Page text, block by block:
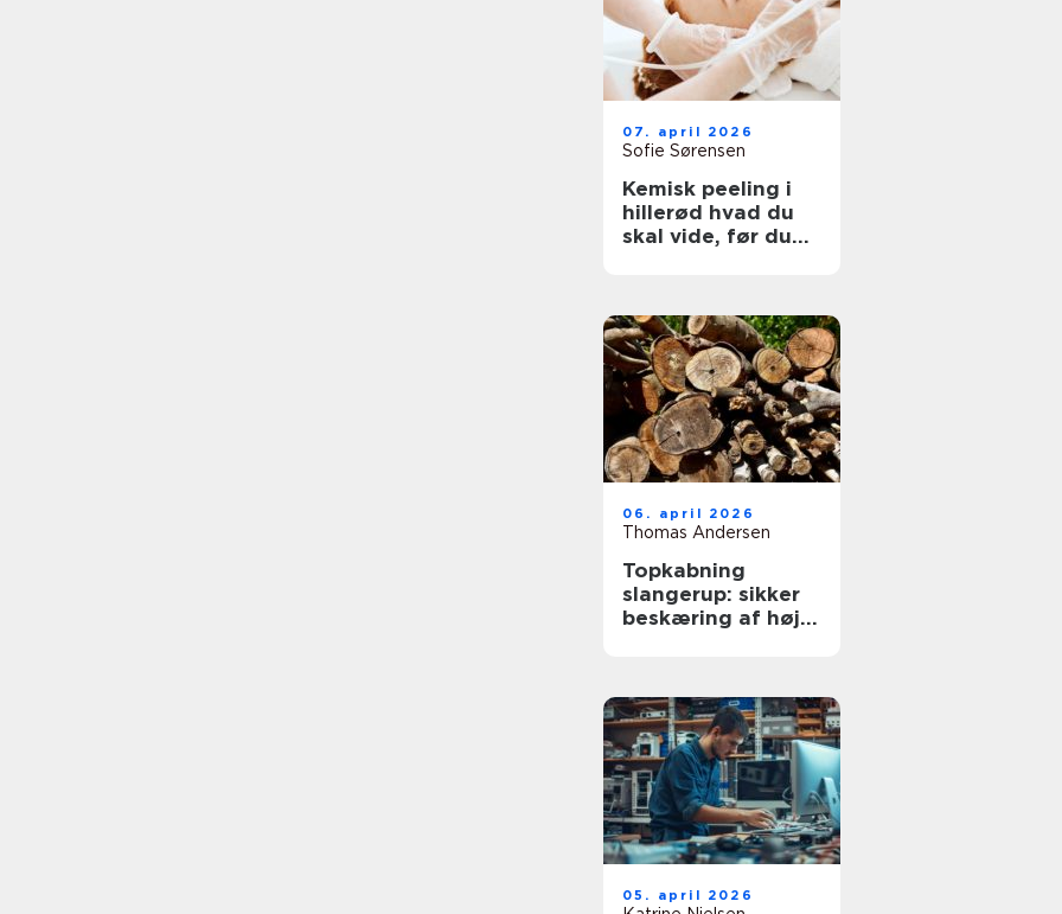
07. april 2026
Sofie Sørensen
Kemisk peeling i
hillerød hvad du
skal vide, før du
06. april 2026
Thomas Andersen
Topkabning
slangerup: sikker
beskæring af høje
05. april 2026